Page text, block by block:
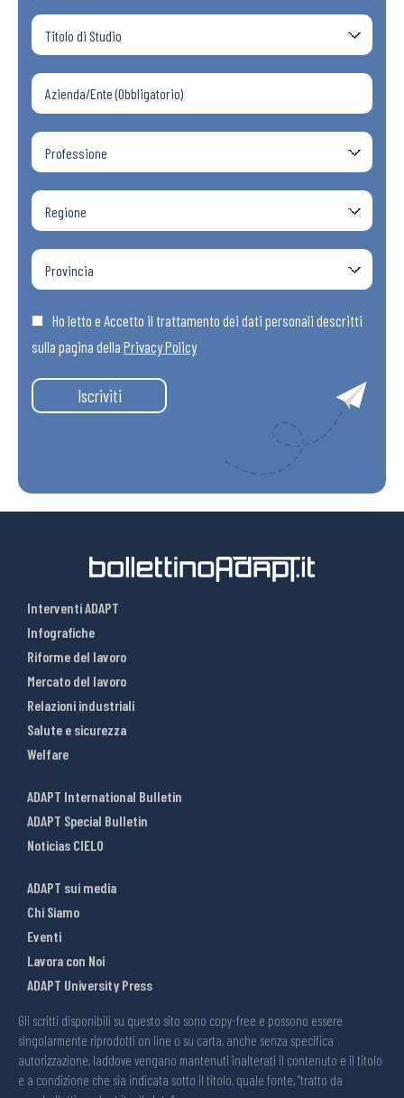
Ho letto e Accetto il trattamento dei dati personali descritti
sulla pagina della Privacy Policy
Iscriviti
Interventi ADAPT
Infografiche
Riforme del lavoro
Mercato del lavoro
Relazioni industriali
Salute e sicurezza
Welfare
ADAPT International Bulletin
ADAPT Special Bulletin
Noticias CIELO
ADAPT sui media
Chi Siamo
Eventi
Lavora con Noi
ADAPT University Press
Gli scritti disponibili su questo sito sono copy-free e possono essere
singolarmente riprodotti on line o su carta, anche senza specifica
autorizzazione, laddove vengano mantenuti inalterati il contenuto e il titolo
e a condizione che sia indicata sotto il titolo, quale fonte, “tratto da